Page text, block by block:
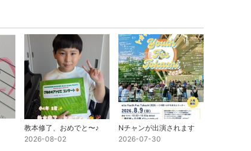
教本修了、おめでと〜♪
2026-08-02
Nチャンが出演されます
2026-07-30